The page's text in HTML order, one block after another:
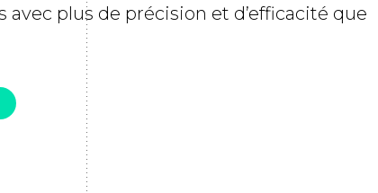
avec plus de précision et d’efficacité que